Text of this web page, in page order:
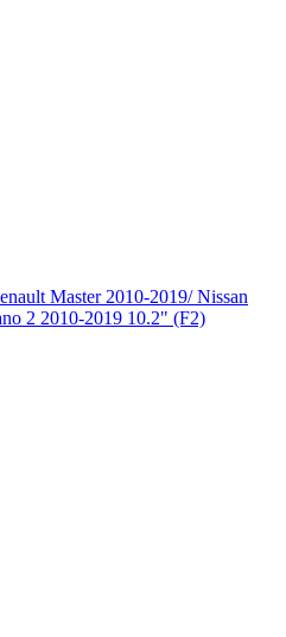
Master 2010-2019/ Nissan
2 2010-2019 10.2" (F2)